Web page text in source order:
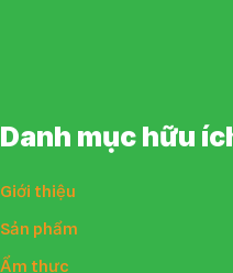
Danh mục hữu
Giới thiệu
Sản phẩm
Ẩm thực